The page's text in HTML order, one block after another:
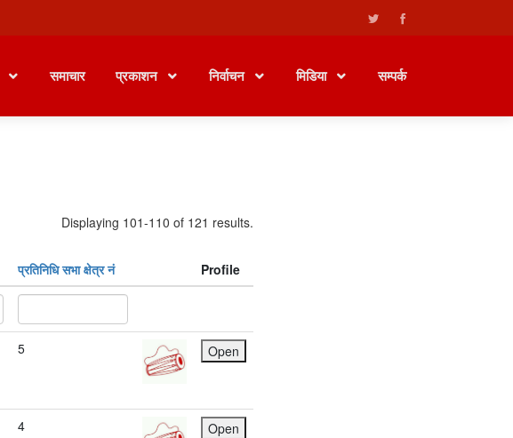
समाचार प्रकाशन निर्वाचन मिडिया सम्पर्क
Displaying 101-110 of 121 results.
प्रतिनिधि सभा क्षेत्र नं Profile
5 Open
4 Open